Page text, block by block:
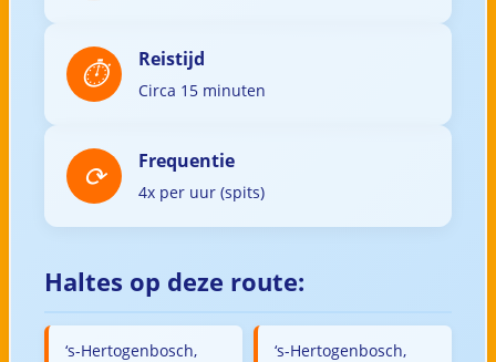
Reistijd
Circa 15 minuten
Frequentie
4x per uur (spits)
Haltes op deze route:
‘s-Hertogenbosch,
‘s-Hertogenbosch,